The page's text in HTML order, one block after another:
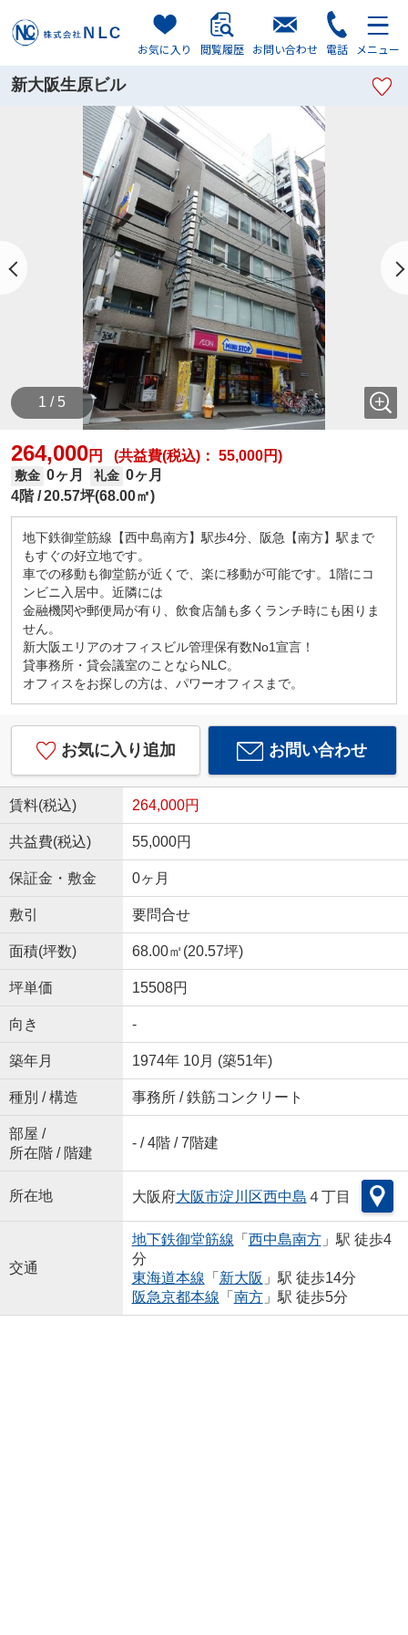
お気に入り 閲覧履歴 お問い合わせ 電話 メニュー
新大阪生原ビル
1 / 5
264,000円 (共益費(税込)： 55,000円)
敷金 0ヶ月 礼金 0ヶ月
4階 20.57坪(68.00㎡)
地下鉄御堂筋線【西中島南方】駅歩4分、阪急【南方】駅まで
もすぐの好立地です。
車での移動も御堂筋が近くで、楽に移動が可能です。1階にコ
ンビニ入居中。近隣には
金融機関や郵便局が有り、飲食店舗も多くランチ時にも困りま
せん。
新大阪エリアのオフィスビル管理保有数No1宣言！
貸事務所・貸会議室のことならNLC。
オフィスをお探しの方は、パワーオフィスまで。
お気に入り追加 お問い合わせ
賃料(税込) 264,000円
共益費(税込) 55,000円
保証金・敷金 0ヶ月
敷引 要問合せ
面積(坪数) 68.00㎡(20.57坪)
坪単価 15508円
向き -
築年月 1974年 10月 (築51年)
種別 / 構造 事務所 / 鉄筋コンクリート
部屋 /
所在階 / 階建
- / 4階 / 7階建
所在地 大阪府大阪市淀川区西中島 ４丁目
交通
地下鉄御堂筋線 「 西中島南方」駅 徒歩4
分
東海道本線 「 新大阪 」駅 徒歩14分
阪急京都本線 「 南方」駅 徒歩5分